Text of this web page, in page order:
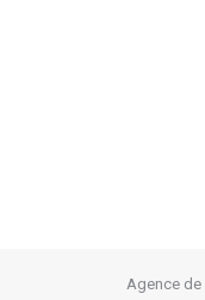
Agence